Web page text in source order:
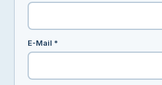
E-Mail *